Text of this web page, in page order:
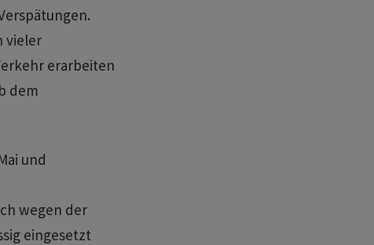
vieler
erarbeiten
dem
und
wegen der
eingesetzt